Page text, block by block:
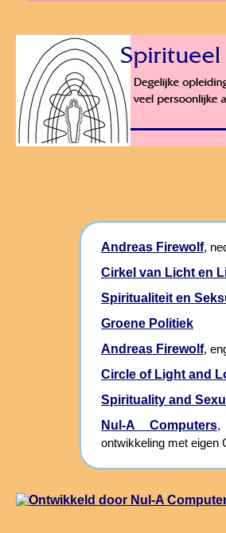
Andreas Firewolf,
Cirkel van Licht en
Spiritualiteit en
Groene Politiek
Andreas Firewolf,
Circle of Light and
Spirituality and
Nul-A Computers,
ontwikkeling met eigen